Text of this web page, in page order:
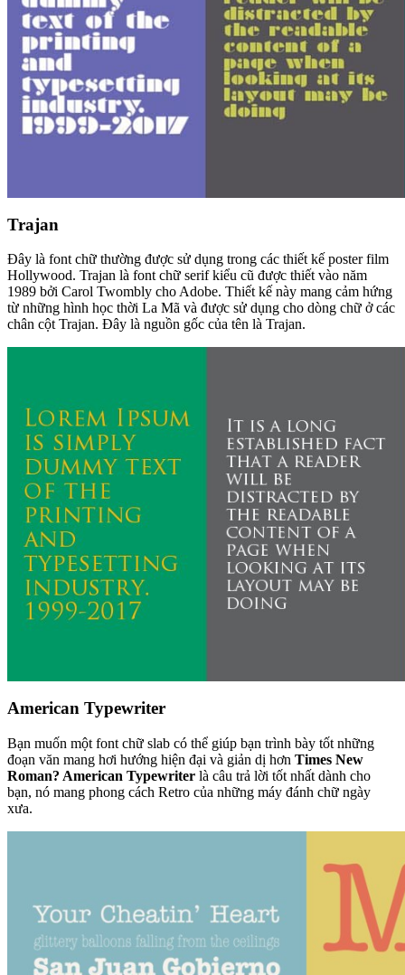
Trajan
Đây là font chữ thường được sử dụng trong các thiết kế poster film
Hollywood. Trajan là font chữ serif kiểu cũ được thiết vào năm
1989 bởi Carol Twombly cho Adobe. Thiết kế này mang cảm hứng
từ những hình học thời La Mã và được sử dụng cho dòng chữ ở các
chân cột Trajan. Đây là nguồn gốc của tên là Trajan.
American Typewriter
Bạn muốn một font chữ slab có thể giúp bạn trình bày tốt những
đoạn văn mang hơi hướng hiện đại và giản dị hơn Times New
Roman? American Typewriter là câu trả lời tốt nhất dành cho
bạn, nó mang phong cách Retro của những máy đánh chữ ngày
xưa.